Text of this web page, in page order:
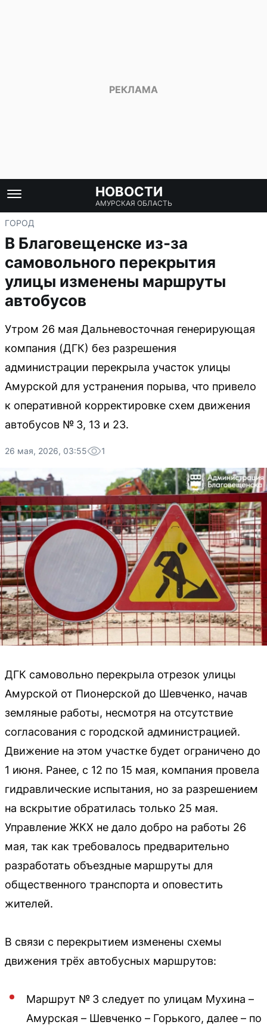
НОВОСТИ
АМУРСКАЯ ОБЛАСТЬ
ГОРОД
В Благовещенске из-за
самовольного перекрытия
улицы изменены маршруты
автобусов
Утром 26 мая Дальневосточная генерирующая
компания (ДГК) без разрешения
администрации перекрыла участок улицы
Амурской для устранения порыва, что привело
к оперативной корректировке схем движения
автобусов № 3, 13 и 23.
26 мая, 2026, 03:55 1
ДГК самовольно перекрыла отрезок улицы
Амурской от Пионерской до Шевченко, начав
земляные работы, несмотря на отсутствие
согласования с городской администрацией.
Движение на этом участке будет ограничено до
1 июня. Ранее, с 12 по 15 мая, компания провела
гидравлические испытания, но за разрешением
на вскрытие обратилась только 25 мая.
Управление ЖКХ не дало добро на работы 26
мая, так как требовалось предварительно
разработать объездные маршруты для
общественного транспорта и оповестить
жителей.
В связи с перекрытием изменены схемы
движения трёх автобусных маршрутов:
Маршрут № 3 следует по улицам Мухина –
Амурская – Шевченко – Горького, далее – по